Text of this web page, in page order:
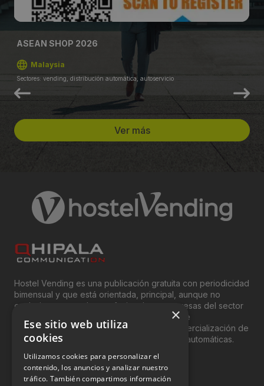
ASEAN SHOP 2026
Malaysia
Sectores: vending, distribución automática, autoservicio
Ver más
Hostel Vending es una publicación gratuita con periodicidad
bimensual y que está orientada, principal, aunque no
exclusivamente, a los profesionales y empresas del sector
del “Vending”; nombre con el que se conoce
genéricamente entre profesionales a la comercialización de
productos y servicios a través de máquinas automáticas.
INFORMACIÓN LEGAL
×
Ese sitio web utiliza
cookies
Utilizamos cookies para personalizar el
contenido, los anuncios y analizar nuestro
tráfico. También compartimos información